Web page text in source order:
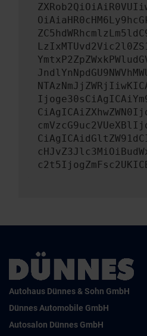
Autohaus Dünnes & Sohn GmbH
Dünnes Automobile GmbH
Autosalon Dünnes GmbH